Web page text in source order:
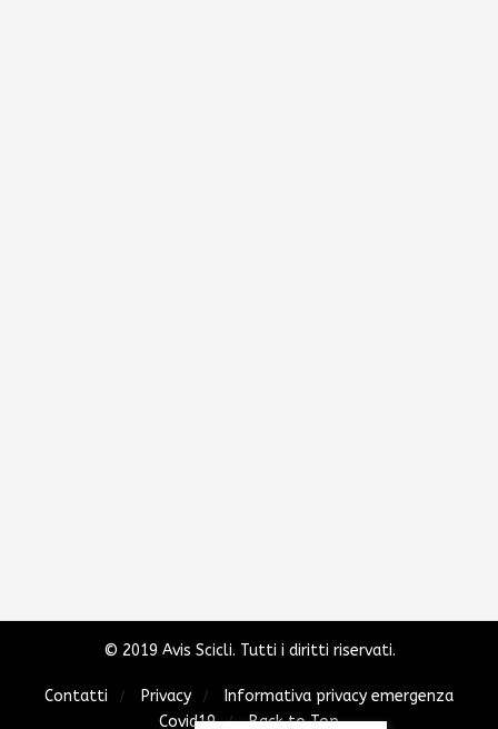
© 2019 Avis Scicli. Tutti i diritti riservati.
Contatti Privacy
Informativa privacy emergenza
Covid19
Back to Top